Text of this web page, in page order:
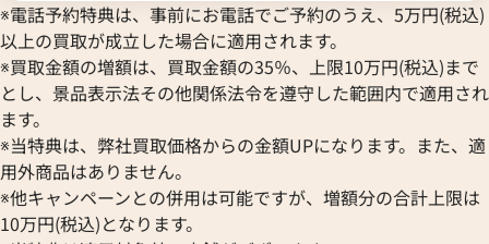
※電話予約特典は、事前にお電話でご予約のうえ、5万円(税込)
以上の買取が成立した場合に適用されます。
※買取金額の増額は、買取金額の35％、上限10万円(税込)まで
とし、景品表示法その他関係法令を遵守した範囲内で適用され
ます。
※当特典は、弊社買取価格からの金額UPになります。また、適
用外商品はありません。
※他キャンペーンとの併用は可能ですが、増額分の合計上限は
10万円(税込)となります。